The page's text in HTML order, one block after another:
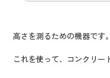
高さを測るための機器です。
これを使って、コンクリー